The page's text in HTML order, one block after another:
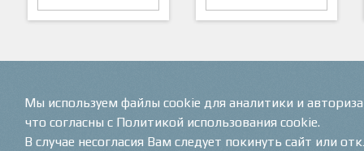
Мы используем файлы cookie для аналитики и
что согласны с Политикой использования cookie.
В случае несогласия Вам следует покинуть сайт или